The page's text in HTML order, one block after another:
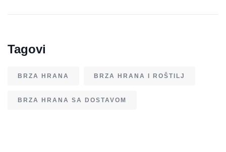
Tagovi
BRZA HRANA BRZA HRANA I ROŠTILJ
BRZA HRANA SA DOSTAVOM